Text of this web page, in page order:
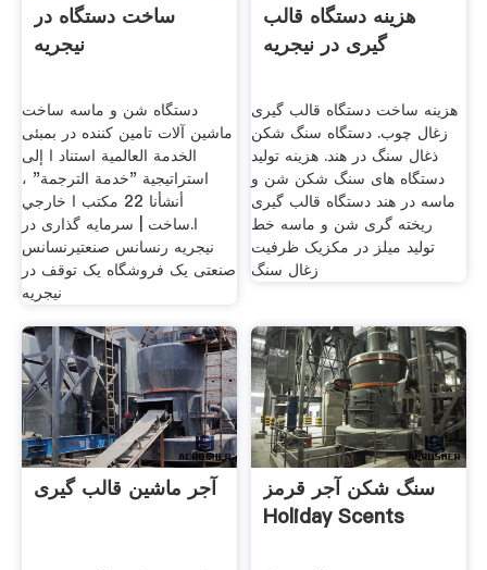
ساخت دستگاه در
نیجریه
دستگاه شن و ماسه ساخت
ماشین آلات تامین کننده در بمبئی
الخدمة العالمية استناد ا إلى
استراتيجية "خدمة الترجمة" ،
أنشأنا 22 مكتب ا خارجي
ا.ساخت | سرمایه گذاری در
نیجریه رنسانس صنعتیرنسانس
صنعتی یک فروشگاه یک توقف در
نیجریه
هزینه دستگاه قالب
گیری در نیجریه
هزینه ساخت دستگاه قالب گیری
زغال چوب. دستگاه سنگ شکن
ذغال سنگ در هند. هزینه تولید
دستگاه های سنگ شکن شن و
ماسه در هند دستگاه قالب گیری
ریخته گری شن و ماسه خط
تولید میلز در مکزیک ظرفیت
زغال سنگ
آجر ماشین قالب گیری
سنگ شکن آجر قرمز
Holiday Scents